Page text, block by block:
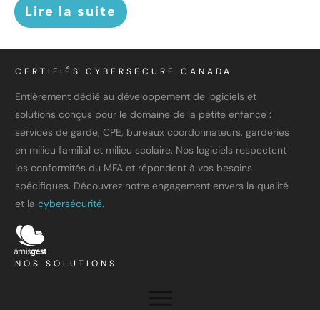
Lire la suite
CERTIFIÉS CYBERSECURE CANADA
Entièrement dédié au développement de logiciels et
solutions conçus pour le domaine de la petite enfance :
services de garde, CPE, bureaux coordonnateurs, garderies
en milieu familial et milieu scolaire. Nos logiciels respectent
les conformités du MFA et répondent à vos besoins
spécifiques. Découvrez notre engagement envers la qualité
et la cybersécurité.
NOS SOLUTIONS